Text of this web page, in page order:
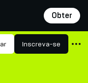
Obter
Inscreva-se